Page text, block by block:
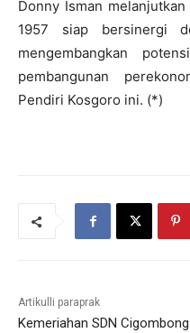
Donny Isman
1957 siap bersinergi
mengembangkan
pembangunan
Pendiri Kosgoro ini. (*)
Artikulli paraprak
Kemeriahan SDN Cigombong